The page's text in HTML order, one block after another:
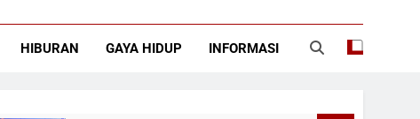
Kini Menjabat Sebagai Dansatbravo 90
HIBURAN GAYA HIDUP INFORMASI